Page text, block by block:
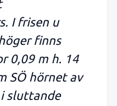
I frisen u
finns
0,09 m h. 14
SÖ hörnet av
sluttande